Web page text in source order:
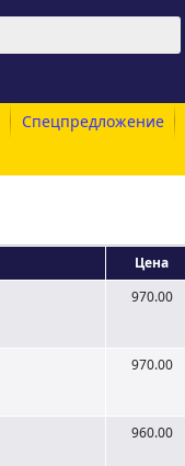
Спецпредложение
Цена
970.00
970.00
960.00